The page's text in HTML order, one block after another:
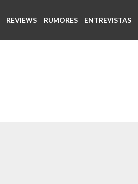
REVIEWS RUMORES ENTREVISTAS